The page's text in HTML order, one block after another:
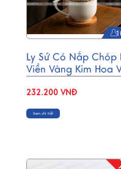
Ly Sứ Có Nắp Chóp
Viền Vàng Kim Hoa
232.200 VNĐ
Xem chi tiết